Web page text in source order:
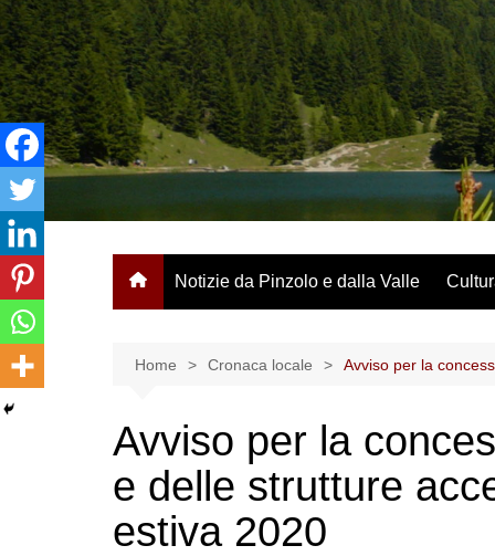
Salta
al
contenuto
Notizie da Pinzolo e dalla Valle
Home Cronaca locale Avviso per la
Avviso per la
e delle strutture
estiva 2020